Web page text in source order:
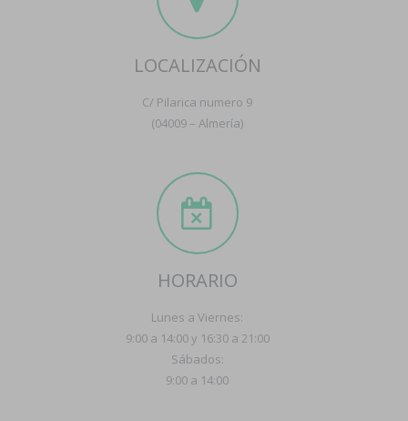
LOCALIZACIÓN
C/ Pilarica numero 9
(04009 – Almería)
HORARIO
Lunes a Viernes:
9:00 a 14:00 y 16:30 a 21:00
Sábados:
9:00 a 14:00